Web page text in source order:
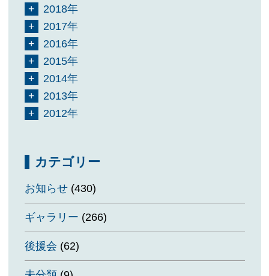
2018年
2017年
2016年
2015年
2014年
2013年
2012年
カテゴリー
お知らせ(430)
ギャラリー (266)
後援会 (62)